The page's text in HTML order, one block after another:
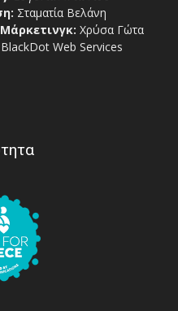
Σταματία Βελάνη
Χρύσα Γώτα
BlackDot Web Services